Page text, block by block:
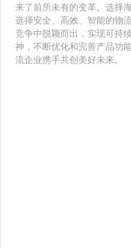
来了前所未有的变革。选择
选择安全、高效、智能的物
竞争中脱颖而出，实现可持
神，不断优化和完善产品功
流企业携手共创美好未来。